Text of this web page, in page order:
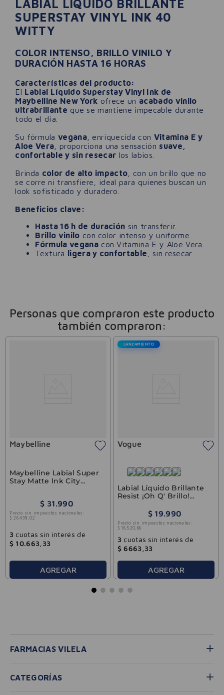
LABIAL LÍQUIDO BRILLANTE
SUPERSTAY VINYL INK 40
WITTY
COLOR INTENSO, BRILLO VINILO Y
DURACIÓN HASTA 16 HORAS
Características del producto:
El Labial Líquido Superstay Vinyl Ink de
Maybelline New York ofrece un acabado vinilo
ultrabrillante que se mantiene impecable durante
todo el día.
Su fórmula vegana, enriquecida con Vitamina E y
Aloe Vera , proporciona una sensación suave,
confortable y sin resecar los labios.
Brinda color de alto impacto , con un brillo que no
se corre ni transfiere, ideal para quienes buscan un
look sofisticado y duradero.
Beneficios clave:
Hasta 16 h de duración sin transferir.
Brillo vinilo con color intenso y uniforme.
Fórmula veganacon Vitamina E y Aloe Vera.
Textura ligera y confortable , sin resecar.
Personas que compraron este producto
también compraron:
Maybelline
Maybelline Labial Super
Stay Matte Ink City
$ 31.990
Precio sin impuestos nacionales:
$ 26.438 , 02
3cuotas sin interés de
$ 10.663 33
AGREGAR
LANZAMIENTO
Vogue
Labial Líquido Brillante
Resist ¡Oh Q' Brillo!
$ 19.990
Precio sin impuestos nacionales:
$ 16.520, 66
3cuotas sin interés de
$ 6663 33
AGREGAR
FARMACIAS VILELA
CATEGORÍAS